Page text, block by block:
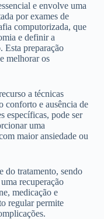
e envolve uma
por exames de
computorizada, que
e definir a
Esta preparação
melhorar os
a técnicas
conforto e ausência de
específicas, pode ser
uma
maior ansiedade ou
do tratamento, sendo
recuperação
medicação e
regular permite